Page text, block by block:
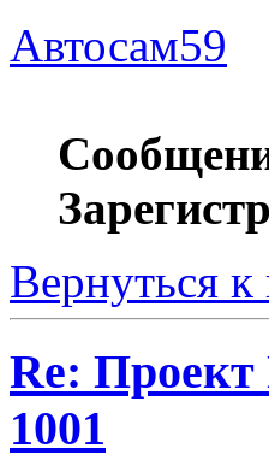
Автосам59
Вернуться к
Re:
1001